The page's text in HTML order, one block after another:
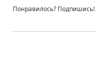
Понравилось? Подпишись!